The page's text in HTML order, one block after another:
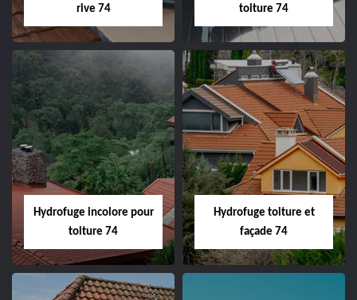
rive 74
toiture 74
Hydrofuge incolore pour
toiture 74
Hydrofuge toiture et
façade 74